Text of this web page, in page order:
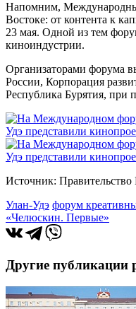
Напомним,
Востоке: от контента к
23 мая. Одной из тем
киноиндустрии.
Организаторами форума
России, Корпорация
Республика Бурятия,
Источник: Правительство
Улан-Удэ форум
«Челюскин. Первые»
Другие публикации